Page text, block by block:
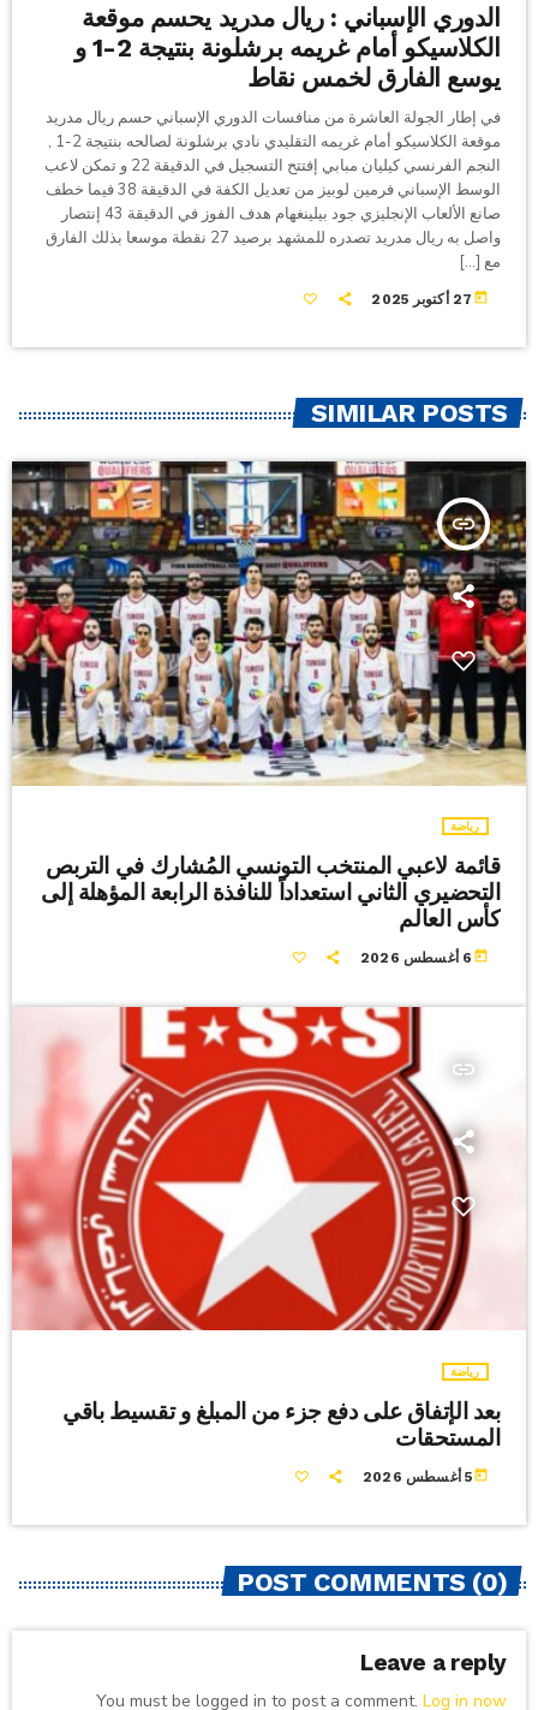
الدوري الإسباني : ريال مدريد يحسم موقعة
الكلاسيكو أمام غريمه برشلونة بنتيجة 2-1 و
يوسع الفارق لخمس نقاط
في إطار الجولة العاشرة من منافسات الدوري الإسباني حسم ريال مدريد
موقعة الكلاسيكو أمام غريمه التقليدي نادي برشلونة لصالحه بنتيجة 2-1 ,
النجم الفرنسي كيليان مبابي إفتتح التسجيل في الدقيقة 22 و تمكن لاعب
الوسط الإسباني فرمين لوبيز من تعديل الكفة في الدقيقة 38 فيما خطف
صانع الألعاب الإنجليزي جود بيلينغهام هدف الفوز في الدقيقة 43 إنتصار
واصل به ريال مدريد تصدره للمشهد برصيد 27 نقطة موسعا بذلك الفارق
مع […]
today 27 أكتوبر 2025
SIMILAR POSTS
insert_link
رياضة
قائمة لاعبي المنتخب التونسي المُشارك في التربص
التحضيري الثاني استعداداً للنافذة الرابعة المؤهلة إلى
كأس العالم
today 6 أغسطس 2026
insert_link
رياضة
بعد الإتفاق على دفع جزء من المبلغ و تقسيط باقي
المستحقات
today5 أغسطس 2026
POST COMMENTS (0)
Leave a reply
You must be logged in to post a comment. Log in now